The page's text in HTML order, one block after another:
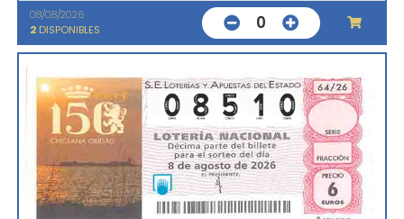
08/08/2026
2 DISPONIBLES 0